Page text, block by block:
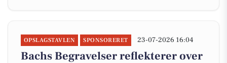
OPSLAGSTAVLEN SPONSORERET 23-07-2026 16:04
Bachs Begravelser reflekterer over